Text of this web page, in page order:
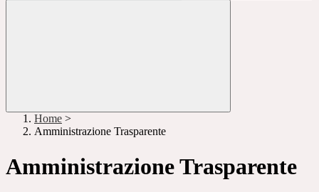
Home >
Amministrazione Trasparente
Amministrazione Trasparente